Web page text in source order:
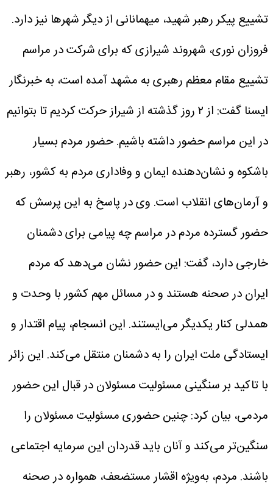
تشییع پیکر رهبر شهید، میهمانانی از دیگر شهرها نیز دارد.
فروزان نوری، شهروند شیرازی که برای شرکت در مراسم
تشییع مقام معظم رهبری به مشهد آمده است، به خبرنگار
ایسنا گفت: از ۲ روز گذشته از شیراز حرکت کردیم تا بتوانیم
در این مراسم حضور داشته باشیم. حضور مردم بسیار
باشکوه و نشان‌دهنده ایمان و وفاداری مردم به کشور، رهبر
و آرمان‌های انقلاب است. وی در پاسخ به این پرسش که
حضور گسترده مردم در مراسم چه پیامی برای دشمنان
خارجی دارد، گفت: این حضور نشان می‌دهد که مردم
ایران در صحنه هستند و در مسائل مهم کشور با وحدت و
همدلی کنار یکدیگر می‌ایستند. این انسجام، پیام اقتدار و
ایستادگی ملت ایران را به دشمنان منتقل می‌کند. این زائر
با تاکید بر سنگینی مسئولیت مسئولان در قبال این حضور
مردمی، بیان کرد: چنین حضوری مسئولیت مسئولان را
سنگین‌تر می‌کند و آنان باید قدردان این سرمایه اجتماعی
باشند. مردم، به‌ویژه اقشار مستضعف، همواره در صحنه